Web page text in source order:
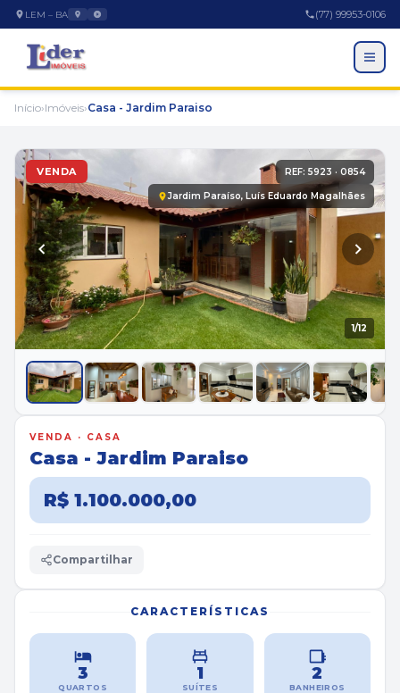
LEM – BA (77) 99953-0106
EMPRESA
A Empresa
Trabalhe Conosco
Início›Imóveis›Casa - Jardim Paraiso
VENDA REF: 5923 · 0854
Jardim Paraíso, Luís Eduardo Magalhães
1/12
VENDA · CASA
Casa - Jardim Paraiso
R$ 1.100.000,00
Compartilhar
CARACTERÍSTICAS
3
QUARTOS
1
SUÍTES
2
BANHEIROS